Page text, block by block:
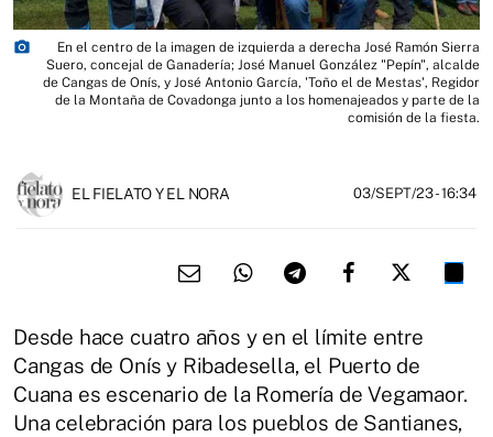
photo_camera
En el centro de la imagen de izquierda a derecha José Ramón Sierra
Suero, concejal de Ganadería; José Manuel González "Pepín", alcalde
de Cangas de Onís, y José Antonio García, 'Toño el de Mestas', Regidor
de la Montaña de Covadonga junto a los homenajeados y parte de la
comisión de la fiesta.
EL FIELATO Y EL NORA 03/SEPT/23- 16:34
Desde hace cuatro años y en el límite entre
Cangas de Onís y Ribadesella, el Puerto de
Cuana es escenario de la Romería de Vegamaor.
Una celebración para los pueblos de Santianes,